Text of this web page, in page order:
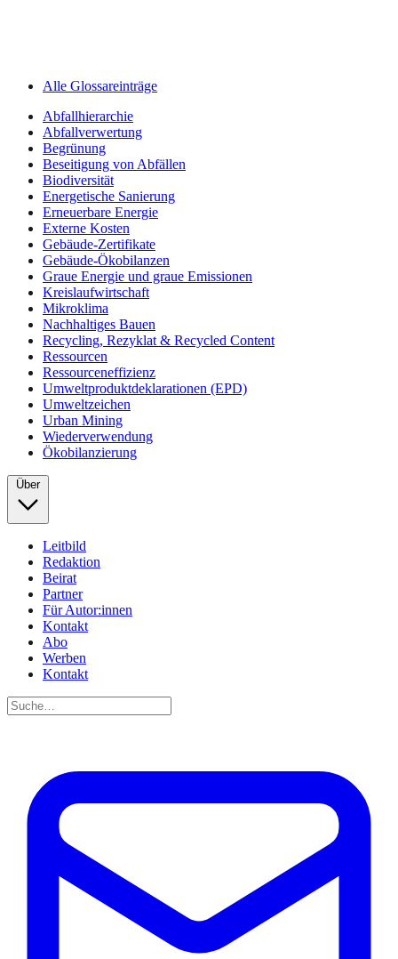
Alle Glossareinträge
Abfallhierarchie
Abfallverwertung
Begrünung
Beseitigung von Abfällen
Biodiversität
Energetische Sanierung
Erneuerbare Energie
Externe Kosten
Gebäude-Zertifikate
Gebäude-Ökobilanzen
Graue Energie und graue Emissionen
Kreislaufwirtschaft
Mikroklima
Nachhaltiges Bauen
Recycling, Rezyklat & Recycled Content
Ressourcen
Ressourceneffizienz
Umweltprodukt­deklarationen (EPD)
Umweltzeichen
Urban Mining
Wiederverwendung
Ökobilanzierung
Über
Leitbild
Redaktion
Beirat
Partner
Für Autor:innen
Kontakt
Abo
Werben
Kontakt